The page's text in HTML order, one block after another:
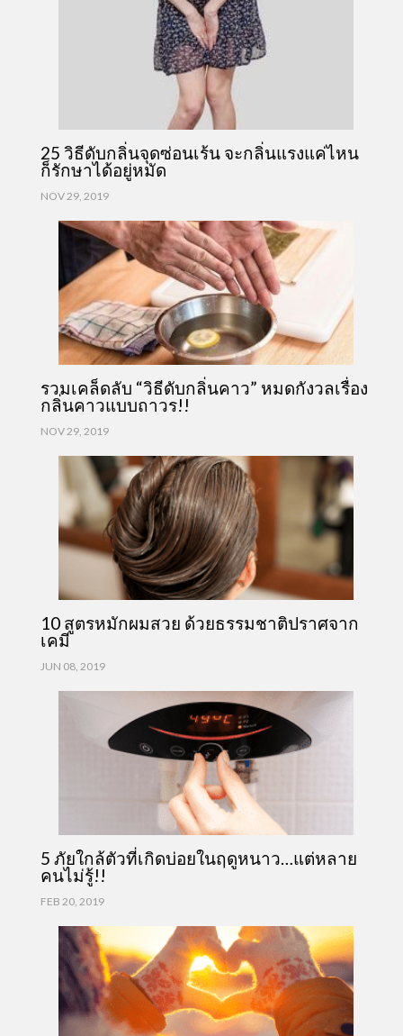
25 วิธีดับกลิ่นจุดซ่อนเร้น จะกลิ่นแรงแค่ไหน
ก็รักษาได้อยู่หมัด
NOV 29, 2019
รวมเคล็ดลับ “วิธีดับกลิ่นคาว” หมดกังวลเรื่อง
กลิ่นคาวแบบถาวร!!
NOV 29, 2019
10 สูตรหมักผมสวย ด้วยธรรมชาติปราศจาก
เคมี
JUN 08, 2019
5 ภัยใกล้ตัวที่เกิดบ่อยในฤดูหนาว…แต่หลาย
คนไม่รู้!!
FEB 20, 2019